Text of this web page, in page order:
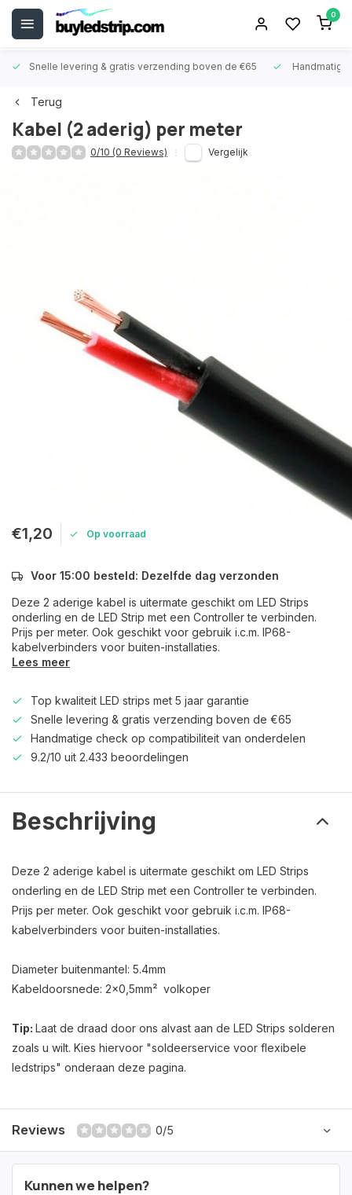
0
Snelle levering & gratis verzending boven de €65
Terug
Kabel (2 aderig) per meter
0/10 (0 Reviews) Vergelijk
€1,20 Op voorraad
Voor 15:00 besteld: Dezelfde dag verzonden
Deze 2 aderige kabel is uitermate geschikt om LED Strips
onderling en de LED Strip met een Controller te verbinden.
Prijs per meter. Ook geschikt voor gebruik i.c.m. IP68-
kabelverbinders voor buiten-installaties.
Lees meer
Top kwaliteit LED strips met 5 jaar garantie
Snelle levering & gratis verzending boven de €65
Handmatige check op compatibiliteit van onderdelen
9.2/10 uit 2.433 beoordelingen
Beschrijving
Deze 2 aderige kabel is uitermate geschikt om LED Strips
onderling en de LED Strip met een Controller te verbinden.
Prijs per meter. Ook geschikt voor gebruik i.c.m. IP68-
kabelverbinders voor buiten-installaties.
Diameter buitenmantel: 5.4mm
Kabeldoorsnede: 2x0,5mm² volkoper
Tip: Laat de draad door ons alvast aan de LED Strips solderen
zoals u wilt. Kies hiervoor "soldeerservice voor flexibele
ledstrips" onderaan deze pagina.
Reviews 0/5
Kunnen we helpen?